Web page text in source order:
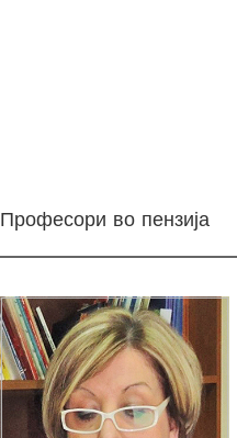
Професори во пензија